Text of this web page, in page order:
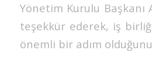
Yönetim Kurulu Başkanı
teşekkür ederek, iş
önemli bir adım